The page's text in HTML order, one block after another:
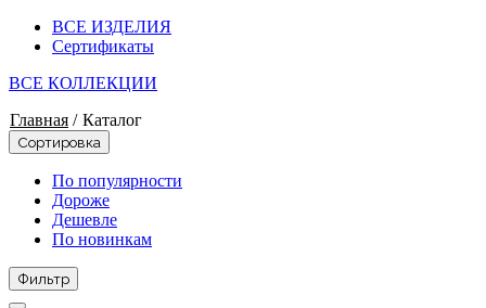
ВСЕ ИЗДЕЛИЯ
Сертификаты
ВСЕ КОЛЛЕКЦИИ
Главная / Каталог
Сортировка
По популярности
Дороже
Дешевле
По новинкам
Фильтр